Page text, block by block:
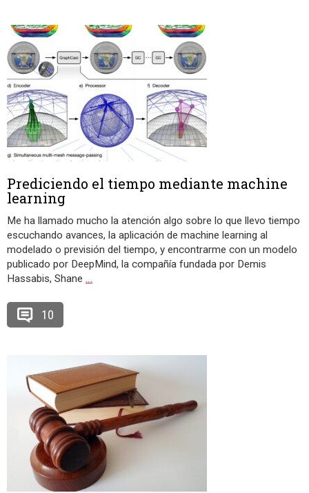
Prediciendo el tiempo mediante machine
learning
Me ha llamado mucho la atención algo sobre lo que llevo tiempo
escuchando avances, la aplicación de machine learning al
modelado o previsión del tiempo, y encontrarme con un modelo
publicado por DeepMind, la compañía fundada por Demis
Hassabis, Shane …
10